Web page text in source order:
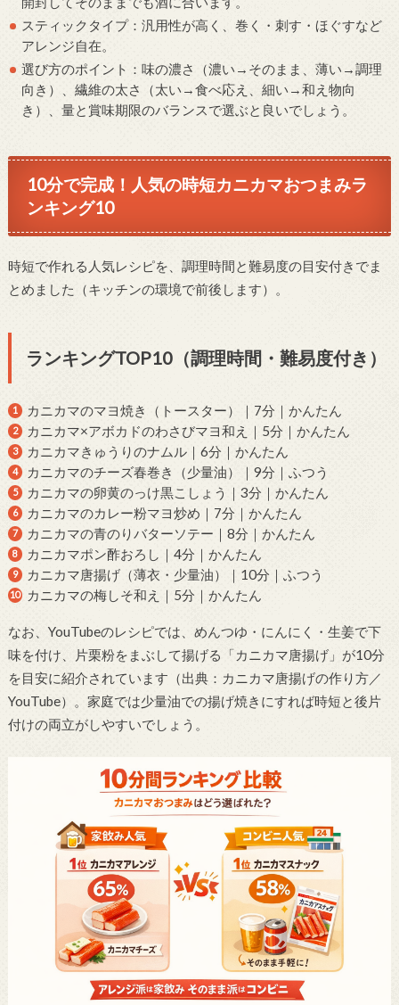
スティックタイプ：汎用性が高く、巻く・刺す・ほぐすなど
アレンジ自在。
選び方のポイント：味の濃さ（濃い→そのまま、薄い→調理
向き）、繊維の太さ（太い→食べ応え、細い→和え物向
き）、量と賞味期限のバランスで選ぶと良いでしょう。
10分で完成！人気の時短カニカマおつまみラ
ンキング10
時短で作れる人気レシピを、調理時間と難易度の目安付きでま
とめました（キッチンの環境で前後します）。
ランキングTOP10（調理時間・難易度付き）
カニカマのマヨ焼き（トースター）｜7分｜かんたん
カニカマ×アボカドのわさびマヨ和え｜5分｜かんたん
カニカマきゅうりのナムル｜6分｜かんたん
カニカマのチーズ春巻き（少量油）｜9分｜ふつう
カニカマの卵黄のっけ黒こしょう｜3分｜かんたん
カニカマのカレー粉マヨ炒め｜7分｜かんたん
カニカマの青のりバターソテー｜8分｜かんたん
カニカマポン酢おろし｜4分｜かんたん
カニカマ唐揚げ（薄衣・少量油）｜10分｜ふつう
カニカマの梅しそ和え｜5分｜かんたん
なお、YouTubeのレシピでは、めんつゆ・にんにく・生姜で下
味を付け、片栗粉をまぶして揚げる「カニカマ唐揚げ」が10分
を目安に紹介されています（出典：カニカマ唐揚げの作り方／
YouTube）。家庭では少量油での揚げ焼きにすれば時短と後片
付けの両立がしやすいでしょう。